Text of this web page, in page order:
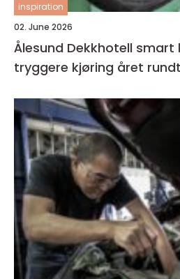
inspiration
02. June 2026
Ålesund Dekkhotell smart lagring og
tryggere kjøring året rundt